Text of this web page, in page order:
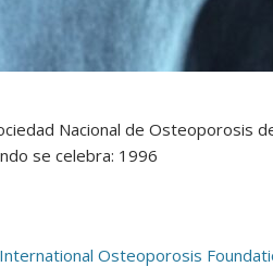
Nacional de Osteoporosis
se celebra: 1996
Osteoporosis